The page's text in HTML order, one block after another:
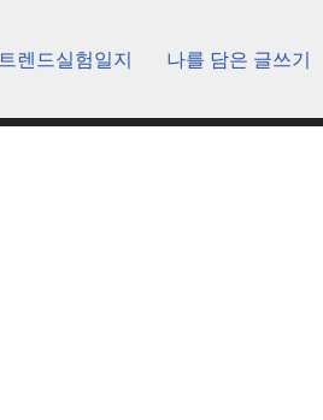
트렌드실험일지 나를 담은 글쓰기